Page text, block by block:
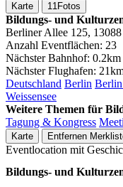
Karte 11Fotos
Bildungs- und
Berliner Allee 125,
Anzahl Eventflächen: 23
Nächster Bahnhof: 0.2km
Nächster Flughafen:
Deutschland Berlin
Weissensee
Weitere Themen für
Tagung & Kongress
Karte Entfernen
Eventlocation mit
Bildungs- und